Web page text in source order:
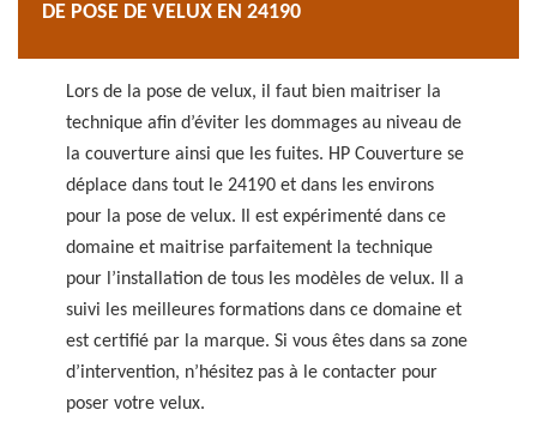
DE POSE DE VELUX EN 24190
Lors de la pose de velux, il faut bien maitriser la
technique afin d’éviter les dommages au niveau de
la couverture ainsi que les fuites. HP Couverture se
déplace dans tout le 24190 et dans les environs
pour la pose de velux. Il est expérimenté dans ce
domaine et maitrise parfaitement la technique
pour l’installation de tous les modèles de velux. Il a
suivi les meilleures formations dans ce domaine et
est certifié par la marque. Si vous êtes dans sa zone
d’intervention, n’hésitez pas à le contacter pour
poser votre velux.